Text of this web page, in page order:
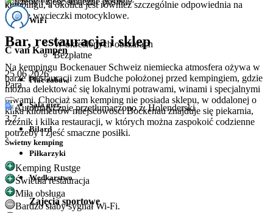
kempingu, a okolica jest również szczególnie odpowiednia na
piękne wycieczki motocyklowe.
Bar, restauracja i sklep
Na kempingu Bockenauer Schweiz niemiecka atmosfera ożywa w
barze i restauracji zum Budche położonej przed kempingiem, gdzie
można delektować się lokalnymi potrawami, winami i specjalnymi
piwami. Chociaż sam kemping nie posiada sklepu, w oddalonej o
kilka kilometrów miejscowości Bockenau znajduje się piekarnia,
rzeźnik i kilka restauracji, w których można zaspokoić codzienne
potrzeby i zjeść smaczne posiłki.
WiFi
W określonych obszarach
Bezpłatne
Plac zabaw
Sala gier
Bilard
Piłkarzyki
Wędkarstwo
Zajęcia sportowe
C van Kampen
25 06 2026
Para
Automatycznie przetłumaczono z: Holenderski
3.7
Świetny kemping
Kemping Rustge
Świetna restauracja
Miła obsługa
Bardzo słaby sygnał Wi-Fi.